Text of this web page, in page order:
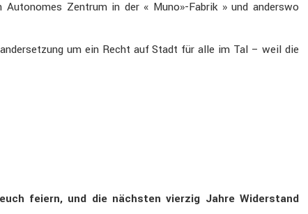
Zentrum in der « Muno»-Fabrik » und anderswo
um ein Recht auf Stadt für alle im Tal – weil die
feiern, und die nächsten vierzig Jahre Wider­stand